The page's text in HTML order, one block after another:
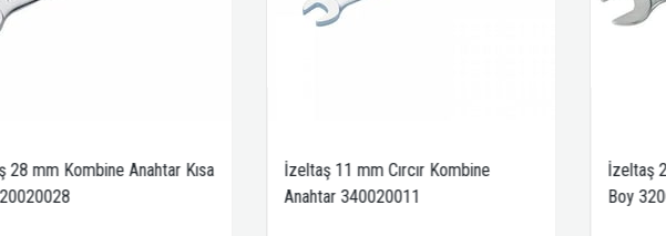
28 mm Kombine Anahtar Kısa
İzeltaş 11 mm Cırcır Kombine
Anahtar 340020011
İzeltaş
Boy